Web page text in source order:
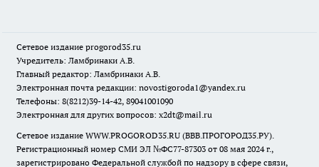
Сетевое издание progorod35.ru
Учредитель: Ламбринаки А.В.
Главный редактор: Ламбринаки А.В.
Электронная почта редакции: novostigoroda1@yandex.ru
Телефоны: 8(8212)39-14-42, 89041001090
Электронная для других вопросов: x2dt@mail.ru
Сетевое издание WWW.PROGOROD35.RU (ВВВ.ПРОГОРОД35.РУ).
Регистрационный номер СМИ ЭЛ №ФС77-87303 от 08 мая 2024 г.,
зарегистрировано Федеральной службой по надзору в сфере связи,